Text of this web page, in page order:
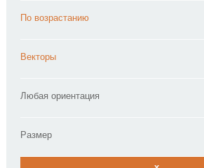
По возрастанию
Векторы
Любая ориентация
Размер